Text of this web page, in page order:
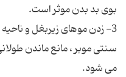
3- زدن موهای زیربغل و
سنتی موبر ، مانع ماندن